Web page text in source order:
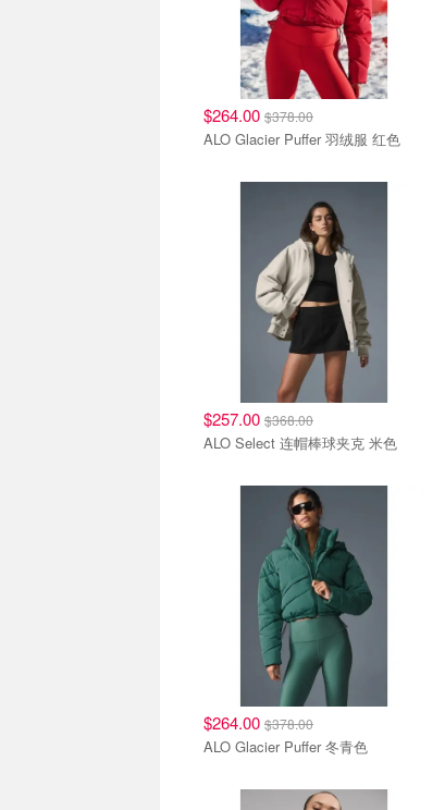
$264.00 $378.00
ALO Glacier Puffer 羽绒服 红色
$257.00 $368.00
ALO Select 连帽棒球夹克 米色
$264.00 $378.00
ALO Glacier Puffer 冬青色